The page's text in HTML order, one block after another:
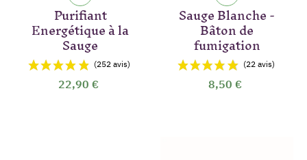
Purifiant
Energétique à la
Sauge
22,90 €
Sauge Blanche -
Bâton de
fumigation
8,50 €